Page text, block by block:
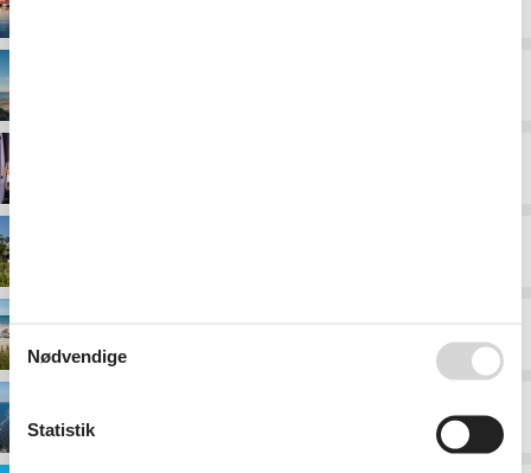
Nødvendige
Statistik